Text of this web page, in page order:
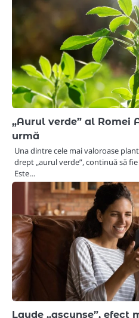
„Aurul verde” al Romei
urmă
Una dintre cele mai valoroase
drept „aurul verde”, continuă să
Este…
Laude „ascunse”, efect